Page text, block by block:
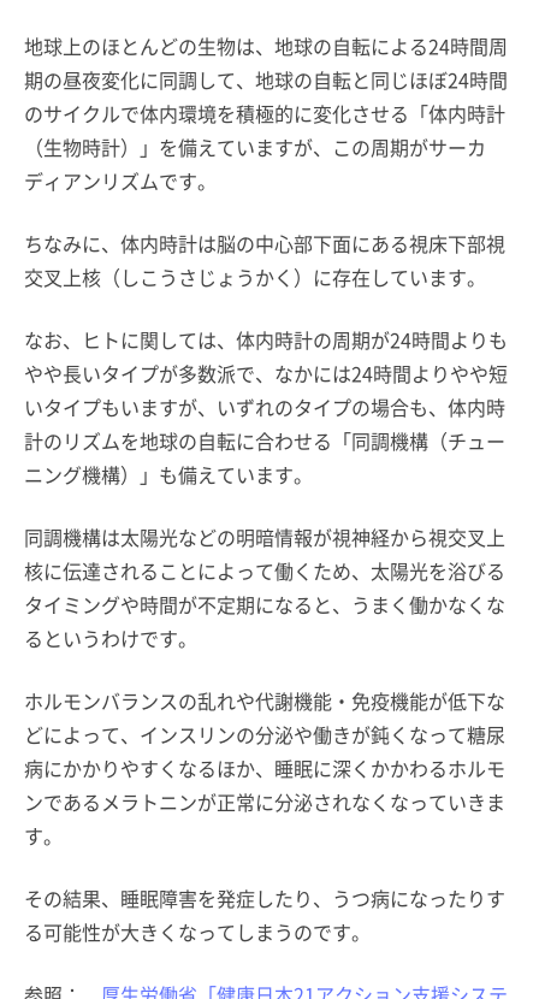
地球上のほとんどの生物は、地球の自転による24時間周
期の昼夜変化に同調して、地球の自転と同じほぼ24時間
のサイクルで体内環境を積極的に変化させる「体内時計
（生物時計）」を備えていますが、この周期がサーカ
ディアンリズムです。
ちなみに、体内時計は脳の中心部下面にある視床下部視
交叉上核（しこうさじょうかく）に存在しています。
なお、ヒトに関しては、体内時計の周期が24時間よりも
やや長いタイプが多数派で、なかには24時間よりやや短
いタイプもいますが、いずれのタイプの場合も、体内時
計のリズムを地球の自転に合わせる「同調機構（チュー
ニング機構）」も備えています。
同調機構は太陽光などの明暗情報が視神経から視交叉上
核に伝達されることによって働くため、太陽光を浴びる
タイミングや時間が不定期になると、うまく働かなくな
るというわけです。
ホルモンバランスの乱れや代謝機能・免疫機能が低下な
どによって、インスリンの分泌や働きが鈍くなって糖尿
病にかかりやすくなるほか、睡眠に深くかかわるホルモ
ンであるメラトニンが正常に分泌されなくなっていきま
す。
その結果、睡眠障害を発症したり、うつ病になったりす
る可能性が大きくなってしまうのです。